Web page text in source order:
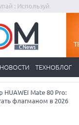
: Используй
НОВОСТИ ТЕХНОБЛОГ
HUAWEI Mate 80 Pro:
флагманом в 2026